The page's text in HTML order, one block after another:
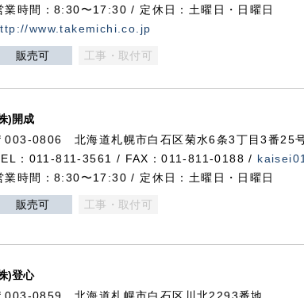
業時間：8:30〜17:30 / 定休日：土曜日・日曜日
www.takemichi.co.jp
販売可 工事・取付可
)開成
003-0806 北海道札幌市白石区菊水6条3丁目3番25
：011-811-3561 / FAX：011-811-0188 /
業時間：8:30〜17:30 / 定休日：土曜日・日曜日
販売可 工事・取付可
)登心